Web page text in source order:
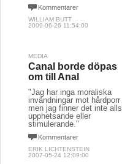
Kommentarer
WILLIAM BUTT
2009-06-26 11:54:00
MEDIA
Canal borde döpas
om till Anal
"Jag har inga moraliska
invändningar mot hårdporr
men jag finner det inte alls
upphetsande eller
stimulerande."
Kommentarer
ERIK LICHTENSTEIN
2007-05-24 12:09:00